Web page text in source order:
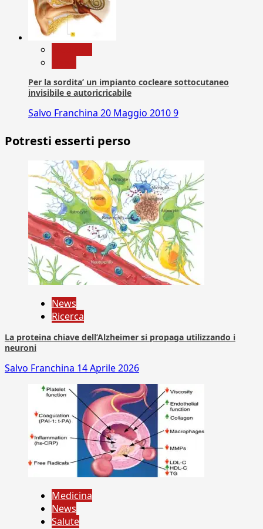
Per la sordita’ un impianto cocleare sottocutaneo
invisibile e autoricricabile
Salvo Franchina 20 Maggio 20109
Potresti esserti perso
News
Ricerca
La proteina chiave dell’Alzheimer si propaga utilizzando i
neuroni
Salvo Franchina 14 Aprile 2026
Medicina
News
Salute